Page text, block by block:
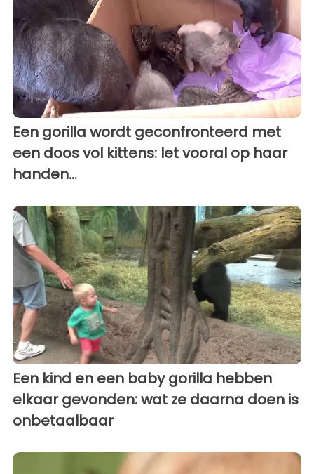
Een gorilla wordt geconfronteerd met
een doos vol kittens: let vooral op haar
handen...
Een kind en een baby gorilla hebben
elkaar gevonden: wat ze daarna doen is
onbetaalbaar